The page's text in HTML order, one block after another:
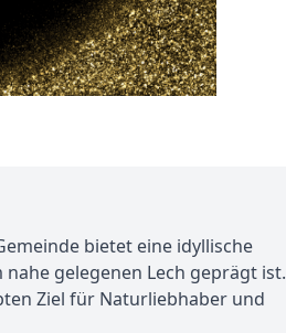
bietet eine idyllische
gelegenen Lech geprägt ist.
Ziel für Naturliebhaber und